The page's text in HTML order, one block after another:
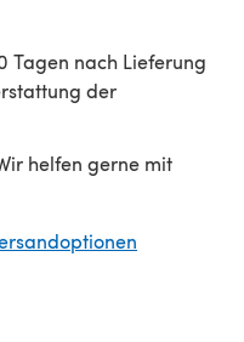
Tagen nach Lieferung
der
helfen gerne mit